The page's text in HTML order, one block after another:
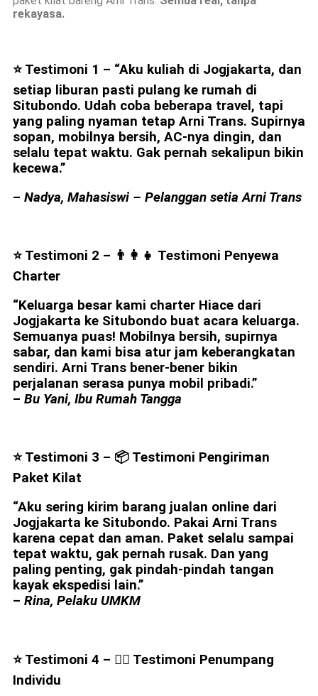
rekayasa.
⭐ Testimoni 1 – “Aku kuliah di Jogjakarta, dan
setiap liburan pasti pulang ke rumah di
Situbondo. Udah coba beberapa travel, tapi
yang paling nyaman tetap Arni Trans. Supirnya
sopan, mobilnya bersih, AC-nya dingin, dan
selalu tepat waktu. Gak pernah sekalipun bikin
kecewa.”
– Nadya, Mahasiswi – Pelanggan setia Arni Trans
⭐ Testimoni 2 – 👨‍👩‍👧 Testimoni Penyewa
Charter
“Keluarga besar kami charter Hiace dari
Jogjakarta ke Situbondo buat acara keluarga.
Semuanya puas! Mobilnya bersih, supirnya
sabar, dan kami bisa atur jam keberangkatan
sendiri. Arni Trans bener-bener bikin
perjalanan serasa punya mobil pribadi.”
– Bu Yani, Ibu Rumah Tangga
⭐ Testimoni 3 – 📦 Testimoni Pengiriman
Paket Kilat
“Aku sering kirim barang jualan online dari
Jogjakarta ke Situbondo. Pakai Arni Trans
karena cepat dan aman. Paket selalu sampai
tepat waktu, gak pernah rusak. Dan yang
paling penting, gak pindah-pindah tangan
kayak ekspedisi lain.”
– Rina, Pelaku UMKM
⭐ Testimoni 4 – 👩‍⚕️ Testimoni Penumpang
Individu